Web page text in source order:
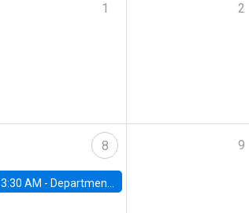
1 2
8
3:30 AM - Department Seminar: James Robinson
9